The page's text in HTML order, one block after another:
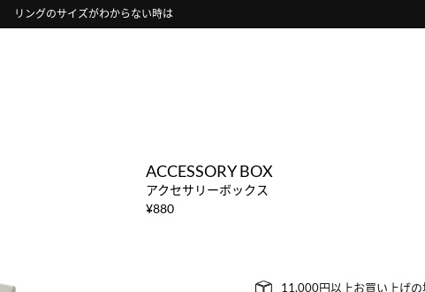
リングのサイズがわからない時は
ACCESSORY BOX
アクセサリーボックス
¥880